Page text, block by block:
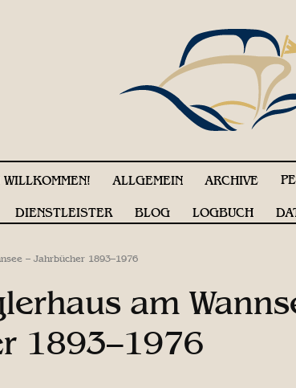
ALLGEMEIN ARCHIVE
DIENSTLEISTER BLOG LOGBUCH
– Jahrbücher 1893–1976
am
1893–1976